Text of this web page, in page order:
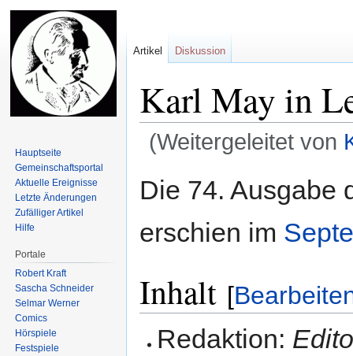
Karl May in
(Weitergeleitet von
Navigation
Suche
Die 74. Ausgabe
erschien im
Inhalt [
Redaktion:
Artikel Diskussion
Hauptseite
Gemeinschafts­portal
Aktuelle Ereignisse
Letzte Änderungen
Zufälliger Artikel
Hilfe
Portale
Robert Kraft
Sascha Schneider
Selmar Werner
Comics
Hörspiele
Festspiele